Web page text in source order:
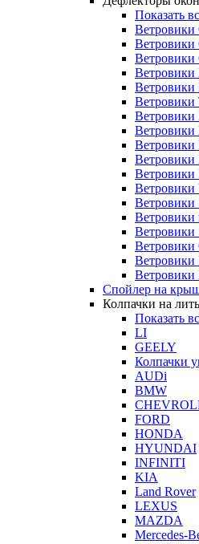
Показать
Ветровики
Ветровики
Ветровики
Ветровики
Спойлер на
Колпачки на
Показать
LI
GEELY
Колпачки
AUDi
BMW
FORD
HONDA
HYUNDAI
INFINITI
KIA
Land Rover
LEXUS
MAZDA
Mercedes-